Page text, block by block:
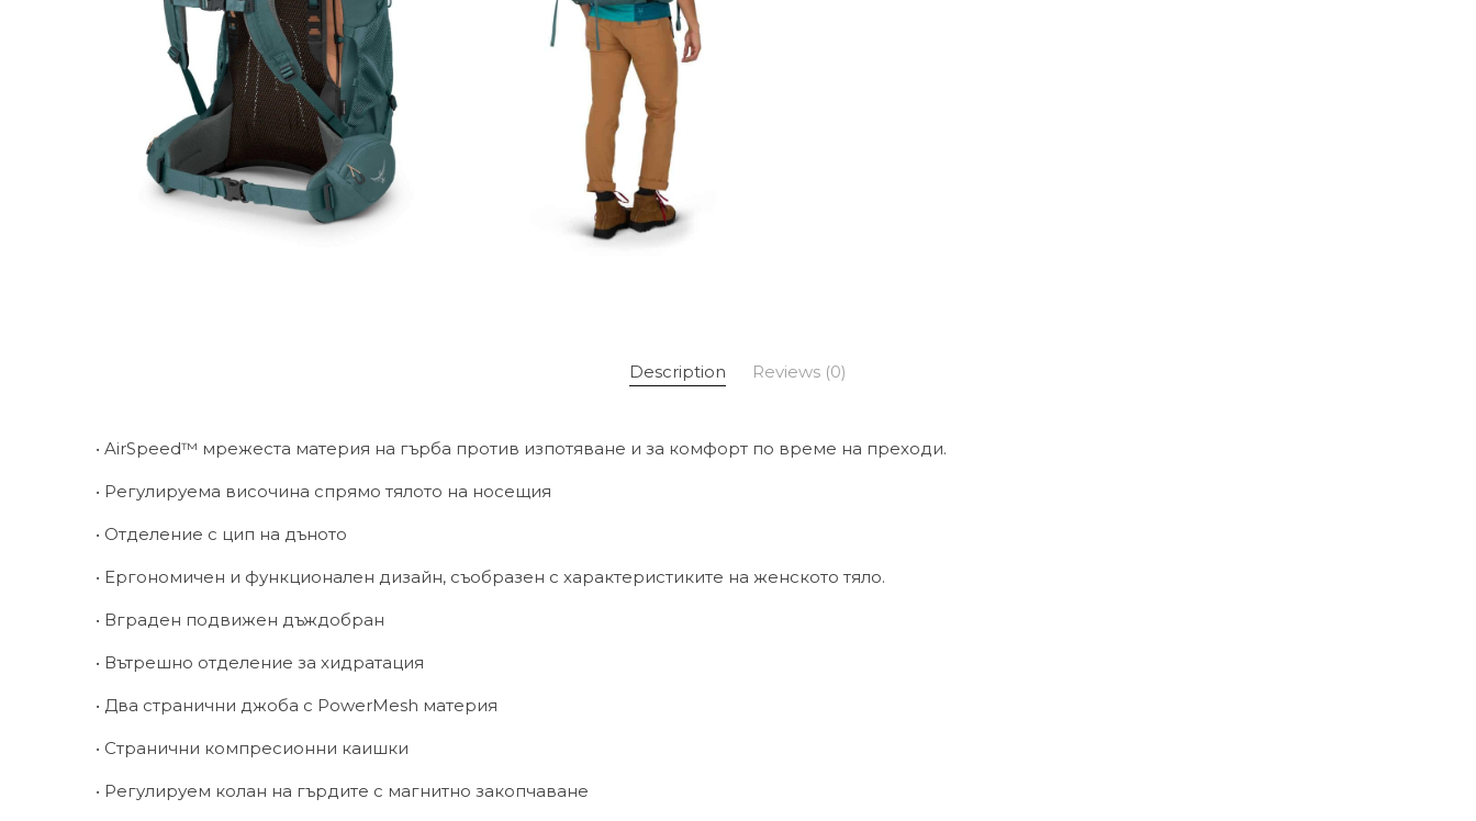
Description Reviews (0)
• AirSpeed™ мрежеста материя на гърба против изпотяване и за комфорт по време на преходи.
• Регулируема височина спрямо тялото на носещия
• Отделение с цип на дъното
• Ергономичен и функционален дизайн, съобразен с характеристиките на женското тяло.
• Вграден подвижен дъждобран
• Вътрешно отделение за хидратация
• Два странични джоба с PowerMesh материя
• Странични компресионни каишки
• Регулируем колан на гърдите с магнитно закопчаване